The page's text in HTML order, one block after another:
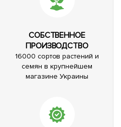
СОБСТВЕННОЕ
ПРОИЗВОДСТВО
16000 сортов растений и
семян в крупнейшем
магазине Украины